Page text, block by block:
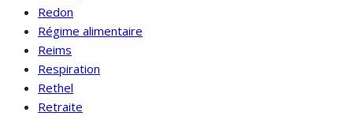
Redon
Régime alimentaire
Reims
Respiration
Rethel
Retraite